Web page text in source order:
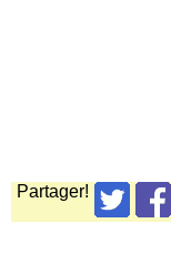
Partager!